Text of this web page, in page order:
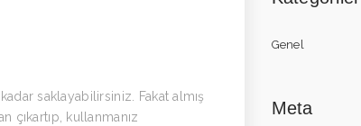
saklayabilirsiniz. Fakat almış
kullanmanız
Genel
Meta